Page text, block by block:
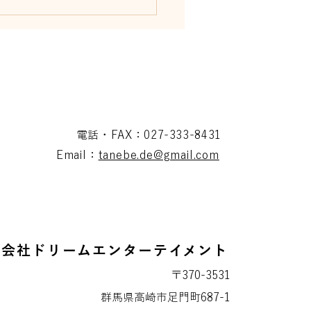
電話・FAX：027-333-8431
Email： tanebe.de@gmail.com
社ドリームエンターテイメント
〒370-3531
群馬県高崎市足門町687-1